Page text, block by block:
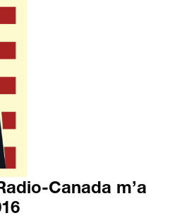
Canada m’a